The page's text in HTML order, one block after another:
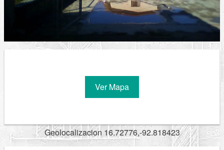
Ver Mapa
Geolocalizacion 16.72776,-92.818423